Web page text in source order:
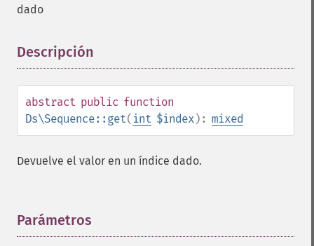
dado
Descripción
abstract public function
Ds\Sequence::get( int $index): mixed
Devuelve el valor en un índice dado.
Parámetros